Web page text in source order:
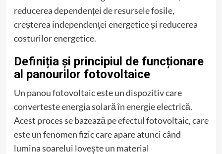
reducerea dependenței de resursele fosile,
creșterea independenței energetice și reducerea
costurilor energetice.
Definiția și principiul de funcționare
al panourilor fotovoltaice
Un panou fotovoltaic este un dispozitiv care
converteste energia solară în energie electrică.
Acest proces se bazează pe efectul fotovoltaic, care
este un fenomen fizic care apare atunci când
lumina soarelui lovește un material